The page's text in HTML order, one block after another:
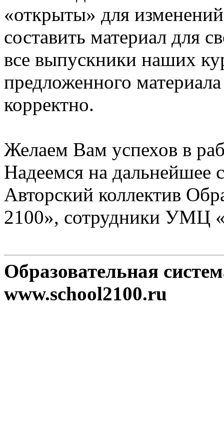
«открыты» для
составить материал для
все выпускники наших
предложенного
корректно.
Желаем Вам успехов в
Надеемся на дальнейшее
Авторский коллектив
2100», сотрудники УМЦ
Образовательная
www.school2100.ru